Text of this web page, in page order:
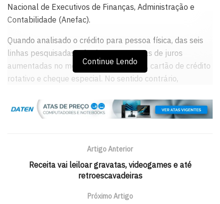
Nacional de Executivos de Finanças, Administração e
Contabilidade (Anefac).
Quando analisado o crédito para pessoa física, das seis
linhas pesquisadas três tiveram as taxas de juros
aumentadas no mês: juros do comércio, cartão de crédito
rotativo e cheque especial. No sentido contrário,
empréstimo pessoal-bancos e empréstimo pessoal-
financeiras.
elevação de 0,01 ponto percentual no mês (0,28 ponto
percentual no ano), correspondente a um aumento de
0,13% no mês (0,19% em doze meses), passando de
7,96% ao mês (150,70% ao ano) em maio de 2016.
Continue Lendo
Artigo Anterior
Receita vai leiloar gravatas, videogames e até
retroescavadeiras
Próximo Artigo